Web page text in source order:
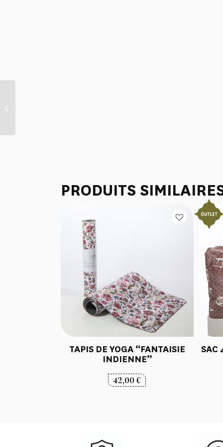
PRODUITS
TAPIS DE YOGA “FANTAISIE
INDIENNE”
42,00€
SAC